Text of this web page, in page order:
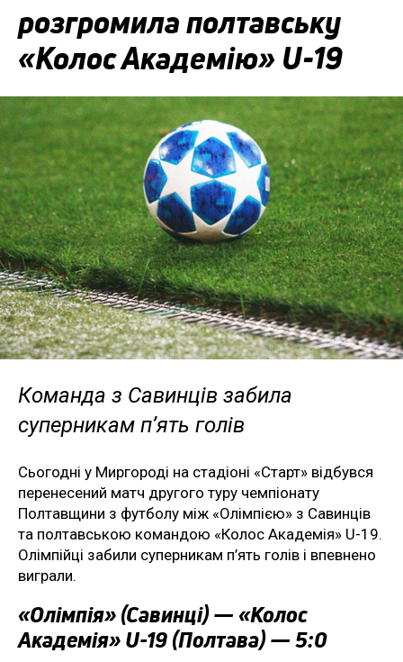
розгромила полтавську
«Колос Академію» U-19
Команда з Савинців забила
суперникам п’ять голів
Сьогодні у Миргороді на стадіоні «Старт» відбувся
перенесений матч другого туру чемпіонату
Полтавщини з футболу між «Олімпією» з Савинців
та полтавською командою «Колос Академія» U-19.
Олімпійці забили суперникам п’ять голів і впевнено
виграли.
«Олімпія» (Савинці) — «Колос
Академія» U-19 (Полтава) — 5:0